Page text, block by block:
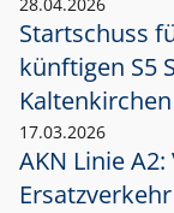
Startschuss
künftigen S5
Kaltenkirchen
17.03.2026
AKN Linie
Ersatzverkehr